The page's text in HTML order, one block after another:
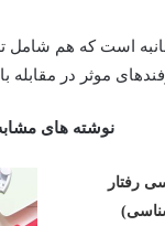
است که هم
موثر در مقابله
نوشته های
رفتار